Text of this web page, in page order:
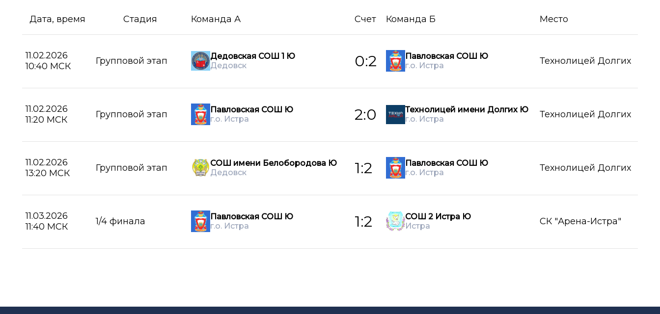
Дата, время Стадия Команда А Счет Команда Б Место
11.02.2026
10:40 МСК
Групповой этап
Дедовская СОШ 1 Ю
Дедовск
0:2
Павловская СОШ Ю
г.о. Истра
Технолицей Долгих
11.02.2026
11:20 МСК
Групповой этап
Павловская СОШ Ю
г.о. Истра
2:0
Технолицей имени Долгих Ю
г.о. Истра
Технолицей Долгих
11.02.2026
13:20 МСК
Групповой этап
СОШ имени Белобородова Ю
Дедовск
1:2
Павловская СОШ Ю
г.о. Истра
Технолицей Долгих
11.03.2026
11:40 МСК
1/4 финала
Павловская СОШ Ю
г.о. Истра
1:2
СОШ 2 Истра Ю
Истра
СК "Арена-Истра"